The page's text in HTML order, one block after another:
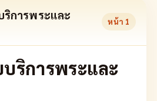
การพระและ
หน้า 1
ริการพระและ